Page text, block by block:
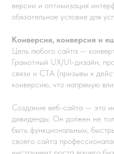
версии и оптимизация
обязательное условие для
Конверсия, конверсия и
Цель любого сайта —
Грамотный UX/UI-дизайн,
связи и CTA (призывы к
конверсию, что напрямую
Создание веб-сайта — это
дивиденды. Он должен не
быть функциональным,
своего сайта